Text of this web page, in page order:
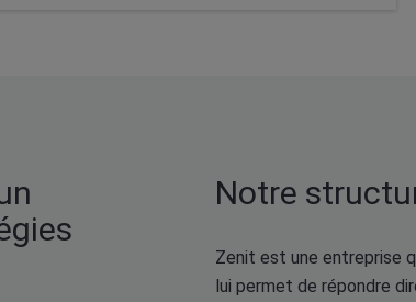
Notre
Zenit est une entreprise
lui permet de répondre